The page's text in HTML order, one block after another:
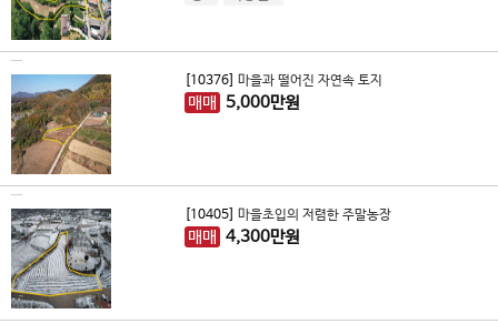
[10376] 마을과 떨어진 자연속 토지
매매 5,000만원
[10405] 마을초입의 저렴한 주말농장
매매 4,300만원